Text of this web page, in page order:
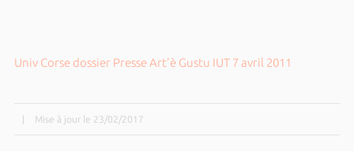
Univ Corse dossier Presse Art'è Gustu IUT 7 avril 2011
Mise à jour le 23/02/2017